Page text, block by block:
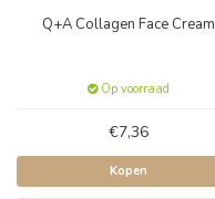
Q+A Collagen Face Cream
Op voorraad
€7,36
Kopen